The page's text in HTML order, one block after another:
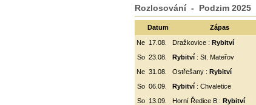
Rozlosování - Podzim 2025
Datum Zápas
Ne 17.08. Dražkovice : Rybitví
So 23.08. Rybitví: St. Mateřov
Ne 31.08. Ostřešany : Rybitví
So 06.09. Rybitví : Chvaletice
So
13.09. Horní Ředice B : Rybitví